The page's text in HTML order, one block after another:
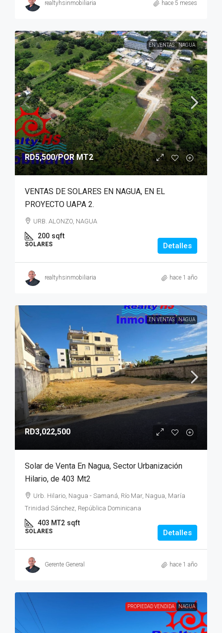
realtyhsinmobiliaria hace 5 meses
EN VENTAS NAGUA
RD5,500/POR MT2
VENTAS DE SOLARES EN NAGUA, EN EL
PROYECTO UAPA 2.
URB. ALONZO, NAGUA
200 sqft
SOLARES Detalles
realtyhsinmobiliaria hace 1 año
EN VENTAS NAGUA
RD3,022,500
Solar de Venta En Nagua, Sector Urbanización
Hilario, de 403 Mt2
Urb. Hilario, Nagua - Samaná, Río Mar, Nagua, María
Trinidad Sánchez, República Dominicana
403 MT2 sqft
SOLARES Detalles
Gerente General hace 1 año
PROPIEDAD VENDIDA NAGUA